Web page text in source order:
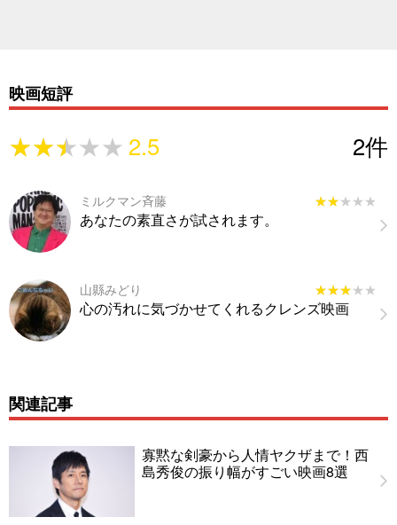
映画短評
★★★★★
★★★★★ 2.5 2件
ミルクマン斉藤 ★★★★★
★★★★★
あなたの素直さが試されます。
山縣みどり ★★★★★
★★★★★
心の汚れに気づかせてくれるクレンズ映画
関連記事
寡黙な剣豪から人情ヤクザまで！西
島秀俊の振り幅がすごい映画8選